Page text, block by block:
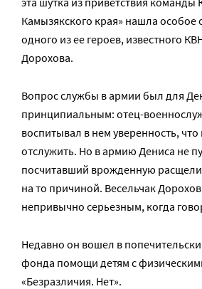
Камызякского края» нашла
одного из ее героев, известного
Дорохова.
Вопрос службы в армии был для
принципиальным: отец-
воспитывал в нем уверенность,
отслужить. Но в армию Дениса не
посчитавший врожденную
на то причиной. Весельчак Дорохов
непривычно серьезным, когда
Недавно он вошел в
фонда помощи детям с
«Безразличия. Нет».